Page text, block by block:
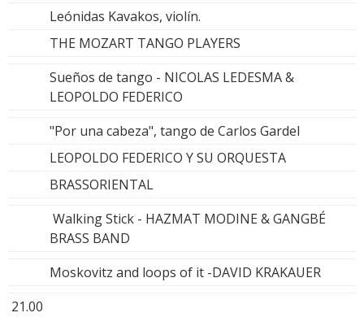
Leónidas Kavakos, violín.
THE MOZART TANGO PLAYERS
Sueños de tango - NICOLAS LEDESMA &
LEOPOLDO FEDERICO
"Por una cabeza", tango de Carlos Gardel
LEOPOLDO FEDERICO Y SU ORQUESTA
BRASSORIENTAL
Walking Stick - HAZMAT MODINE & GANGBÉ
BRASS BAND
Moskovitz and loops of it -DAVID KRAKAUER
21.00